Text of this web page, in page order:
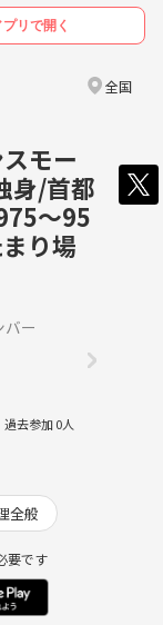
プリで開く
全国
スモー
身/首都
～95
り場
バー
過去参加 0人
全般
要です